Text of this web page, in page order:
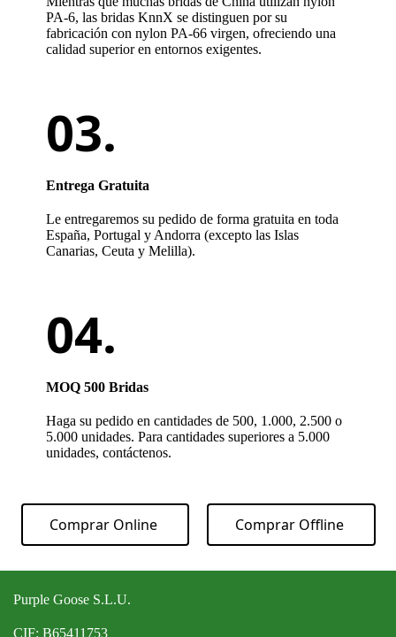
PA-6, las bridas KnnX se distinguen por su
fabricación con nylon PA-66 virgen, ofreciendo una
calidad superior en entornos exigentes.
Entrega Gratuita
Le entregaremos su pedido de forma gratuita en toda
España, Portugal y Andorra (excepto las Islas
Canarias, Ceuta y Melilla).
MOQ 500 Bridas
Haga su pedido en cantidades de 500, 1.000, 2.500 o
5.000 unidades. Para cantidades superiores a 5.000
unidades, contáctenos.
Comprar Online Comprar Offline
Purple Goose S.L.U.
CIF: B65411753